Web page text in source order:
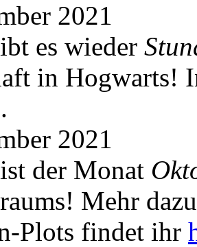
2021
es wieder
in Hogwarts!
2021
der Monat
Mehr
Plots findet ihr